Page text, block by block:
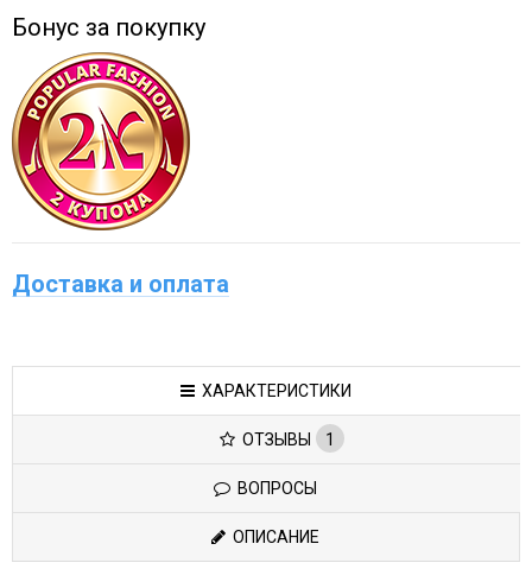
Бонус за покупку
Доставка и оплата
ХАРАКТЕРИСТИКИ
ОТЗЫВЫ 1
ВОПРОСЫ
ОПИСАНИЕ